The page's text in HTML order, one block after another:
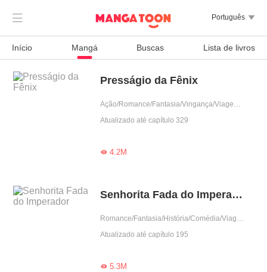
 Português 
Início Mangá Buscas Lista de livros
Presságio da Fênix
Ação/Romance/Fantasia/Vingança/Viagem no tempo/Drama/Sistema
Atualizado até capítulo 329
4.2M
Senhorita Fada do Imperador
Romance/Fantasia/História/Comédia/Viagem no tempo
Atualizado até capítulo 195
5.3M